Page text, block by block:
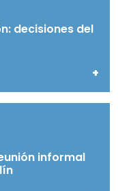
decisiones del
+
informal